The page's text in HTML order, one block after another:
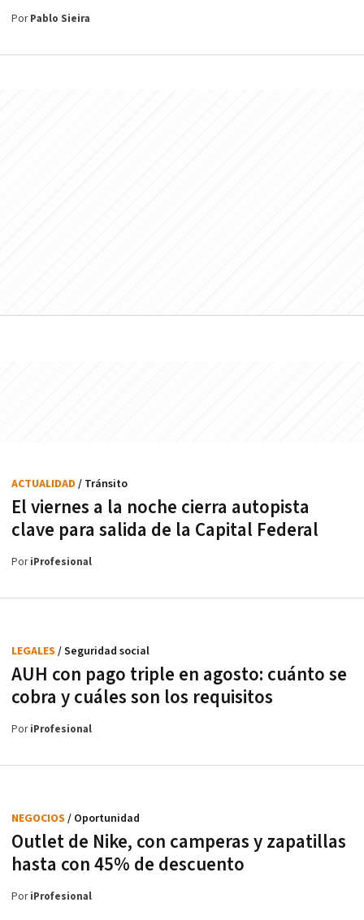
PorPablo Sieira
El viernes a la noche cierra autopista
clave para salida de la Capital Federal
ACTUALIDAD / Tránsito
PoriProfesional
AUH con pago triple en agosto: cuánto se
cobra y cuáles son los requisitos
LEGALES / Seguridad social
PoriProfesional
Outlet de Nike, con camperas y zapatillas
hasta con 45% de descuento
NEGOCIOS / Oportunidad
PoriProfesional